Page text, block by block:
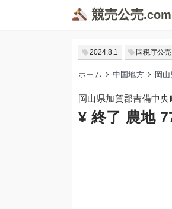
競売公売
2024.8.1 国税庁公売
ホーム 中国地方 岡
岡山県加賀郡吉備中
¥ 終了 農地